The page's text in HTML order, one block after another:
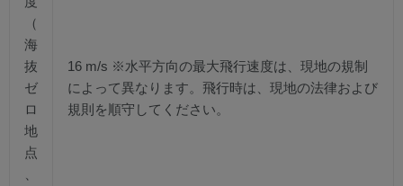
（
海
抜
ゼ
ロ
地
点
16 m/s ※水平方向の最大飛行速度は、現地の規制
によって異なります。飛行時は、現地の法律および
規則を順守してください。